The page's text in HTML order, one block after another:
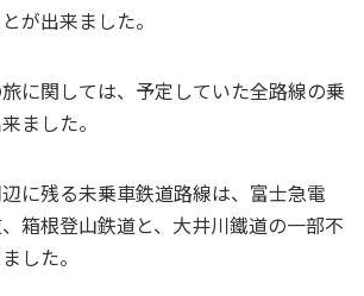
が出来ました。
に関しては、予定していた全路線の乗
ました。
に残る未乗車鉄道路線は、富士急電
箱根登山鉄道と、大井川鐵道の一部不
した。